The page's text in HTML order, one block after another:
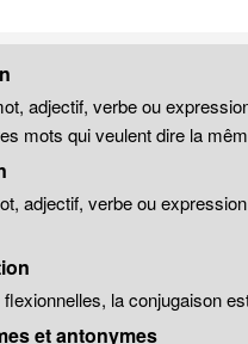
adjectif, verbe ou
mots qui veulent dire la
adjectif, verbe ou
la conjugaison
et antonymes